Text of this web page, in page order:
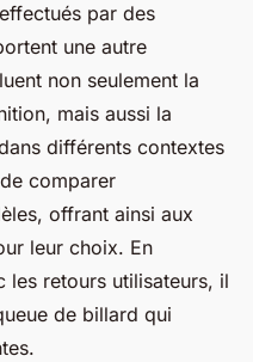
par des
une autre
non seulement la
mais aussi la
différents contextes
comparer
offrant ainsi aux
leur choix. En
les retours utilisateurs, il
de billard qui